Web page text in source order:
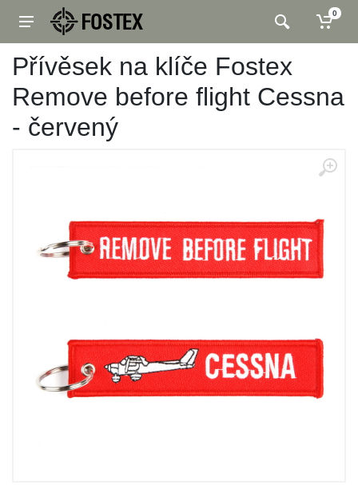
0
Přívěsek na klíče Fostex
Remove before flight Cessna
- červený